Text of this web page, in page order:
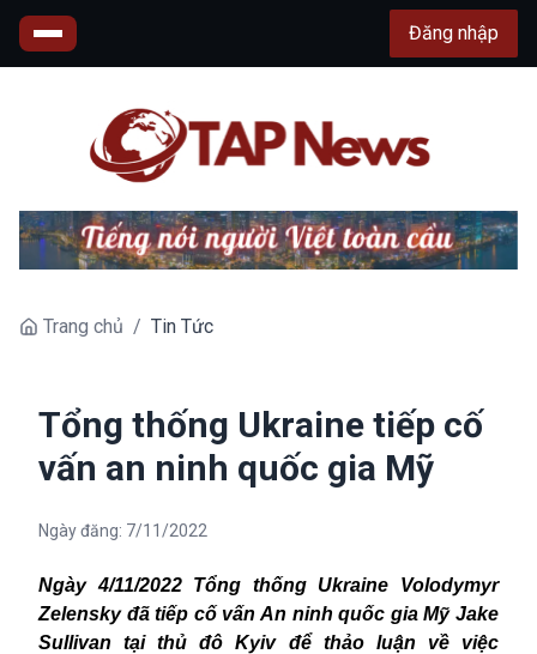
Đăng nhập
Trang chủ / Tin Tức
Tổng thống Ukraine tiếp cố
vấn an ninh quốc gia Mỹ
Ngày đăng: 7/11/2022
Ngày 4/11/2022 Tổng thống Ukraine Volodymyr
Zelensky đã tiếp cố vấn An ninh quốc gia Mỹ Jake
Sullivan tại thủ đô Kyiv để thảo luận về việc